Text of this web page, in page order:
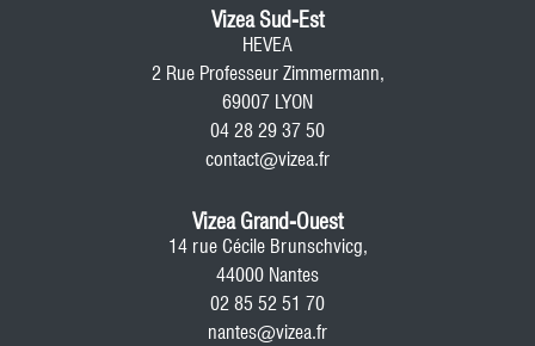
Vizea Sud-Est
HEVEA
2 Rue Professeur Zimmermann,
69007 LYON
04 28 29 37 50
contact@vizea.fr
Vizea Grand-Ouest
14 rue Cécile Brunschvicg,
44000 Nantes
02 85 52 51 70
nantes@vizea.fr